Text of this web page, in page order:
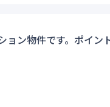
ョン物件です。ポイン